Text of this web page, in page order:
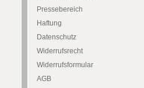
Pressebereich
Haftung
Datenschutz
Widerrufsrecht
Widerrufsformular
AGB